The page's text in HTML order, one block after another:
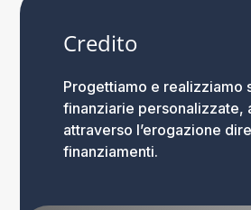
Credito
Progettiamo e realizziamo
finanziarie personalizzate,
attraverso l’erogazione
finanziamenti.